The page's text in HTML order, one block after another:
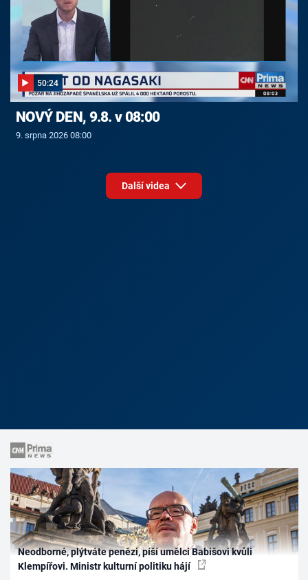
50:24
NOVÝ DEN, 9.8. v 08:00
9. srpna 2026 08:00
Další videa
Neodborné, plýtváte penězi, píší umělci Babišovi kvůli
Klempířovi. Ministr kulturní politiku hájí